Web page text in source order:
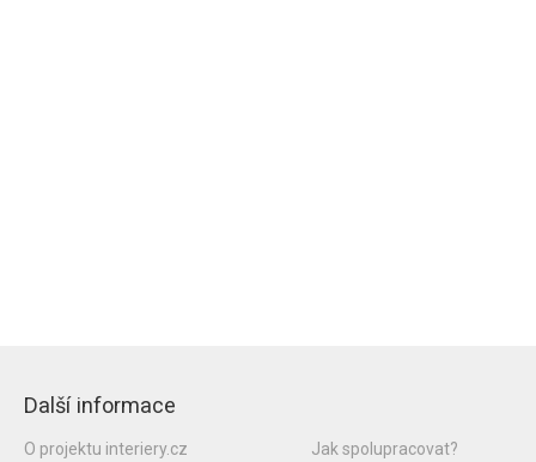
Další informace
O projektu interiery.cz
Jak spolupracovat?